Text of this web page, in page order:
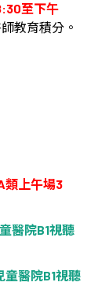
至下午
教育積分。
類上午場3
醫院B1視聽
童醫院B1視聽